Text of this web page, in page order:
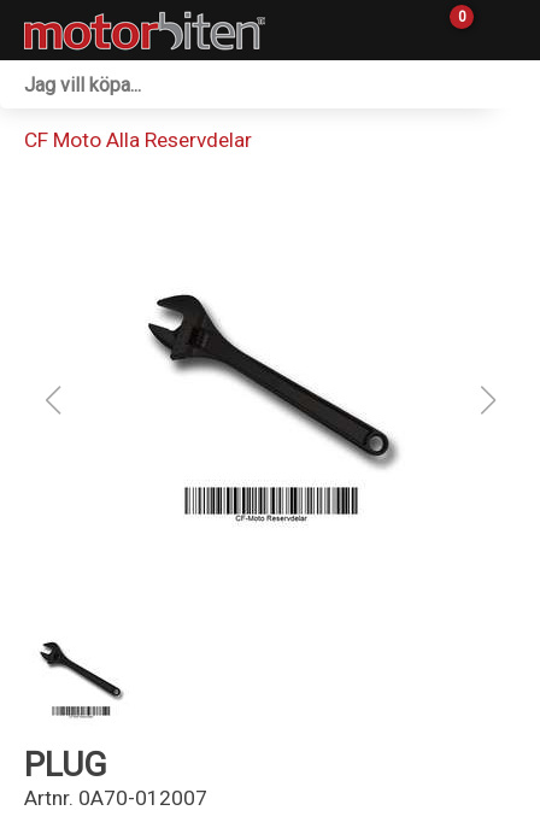
0
Reservdelar
Sprängskisser
CF Moto Alla Reservdelar
PLUG
Artnr. 0A70-012007